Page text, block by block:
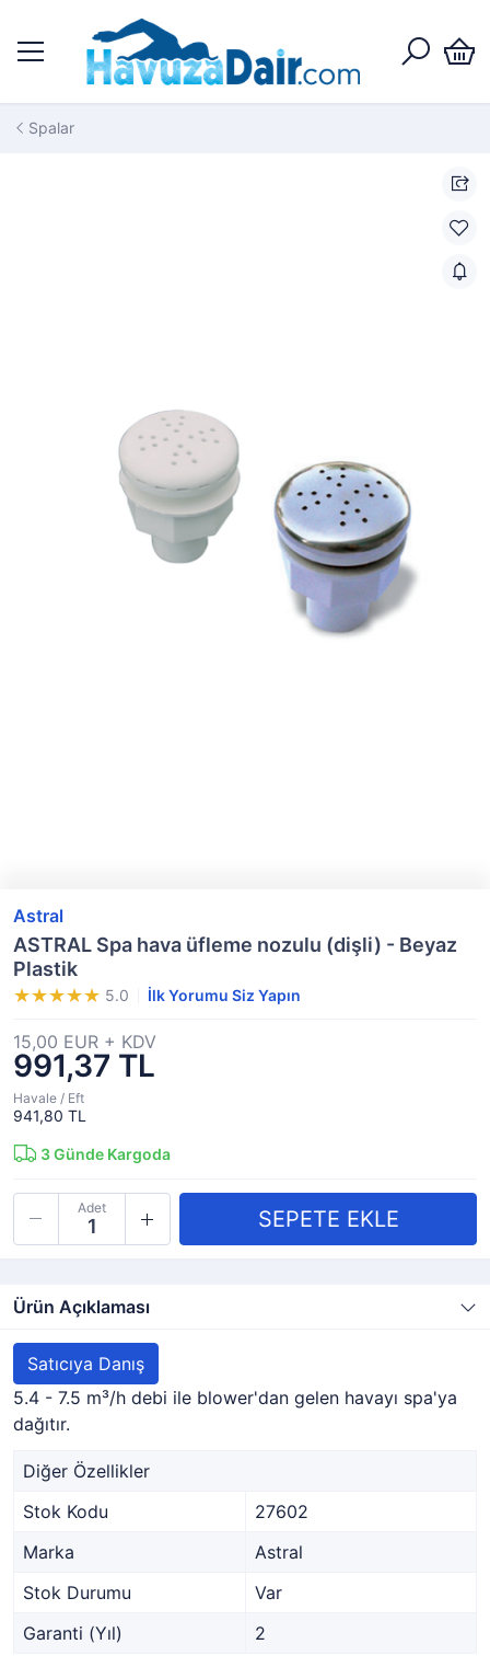
Spalar
Astral
ASTRAL Spa hava üfleme nozulu (dişli) - Beyaz
Plastik
5.0 İlk Yorumu Siz Yapın
991,37 TL
15,00 EUR + KDV
Havale / Eft
941,80 TL
3Günde Kargoda
Adet
Ürün Açıklaması
Satıcıya Danış
5.4 - 7.5 m³/h debi ile blower'dan gelen havayı spa'ya
dağıtır.
Diğer Özellikler
Stok Kodu
27602
Marka
Astral
Stok Durumu
Var
Garanti (Yıl)
2